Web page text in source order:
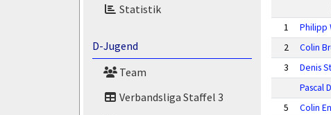
Statistik
D-Jugend
Team
Verbandsliga Staffel 3
1 Philipp
2
Colin
3
Denis
Pascal
5
Colin